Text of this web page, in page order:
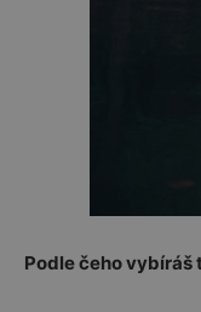
Podle čeho